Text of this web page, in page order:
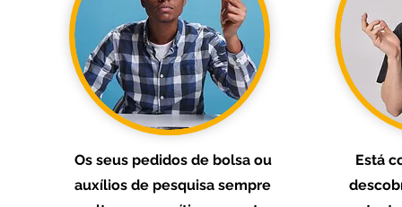
Os seus pedidos de bolsa ou
auxílios de pesquisa sempre
Está